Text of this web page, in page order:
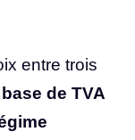
entre trois
de TVA